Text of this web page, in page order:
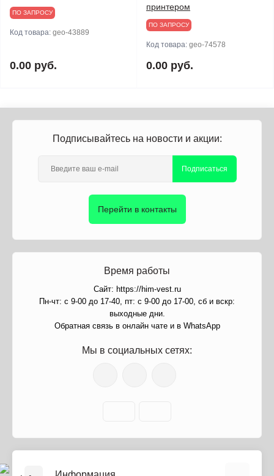
ПО ЗАПРОСУ
Код товара: geo-43889
0.00 руб.
принтером
ПО ЗАПРОСУ
Код товара: geo-74578
0.00 руб.
Подписывайтесь на новости и акции:
Подписаться
Перейти в контакты
Время работы
Сайт: https://him-vest.ru
Пн-чт: с 9-00 до 17-40, пт: с 9-00 до 17-00, сб и вскр:
выходные дни.
Обратная связь в онлайн чате и в WhatsApp
Мы в социальных сетях: